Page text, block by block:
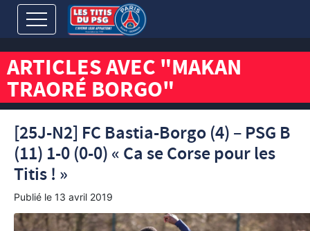
ARTICLES AVEC "MAKAN
TRAORÉ BORGO"
[25J-N2] FC Bastia-Borgo (4) – PSG B
(11) 1-0 (0-0) « Ca se Corse pour les
Titis ! »
Publié le 13 avril 2019